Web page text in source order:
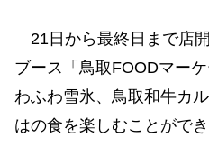
21日から最終日まで店
ブース「鳥取FOODマー
わふわ雪氷、鳥取和牛カ
はの食を楽しむことができ